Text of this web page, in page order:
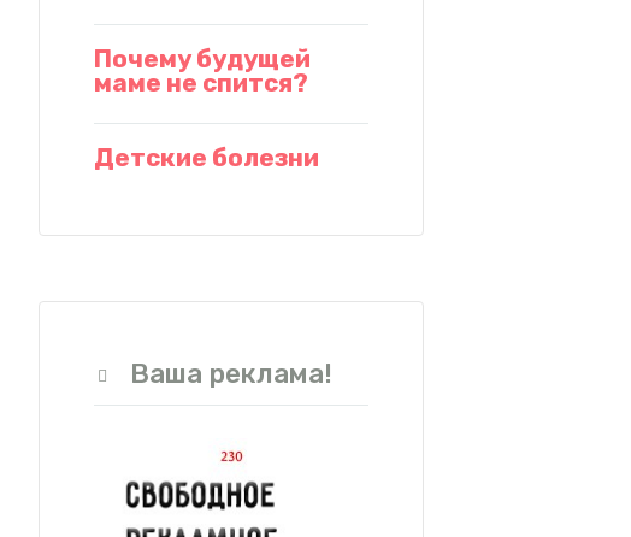
Почему будущей
маме не спится?
Детские болезни
Ваша реклама!